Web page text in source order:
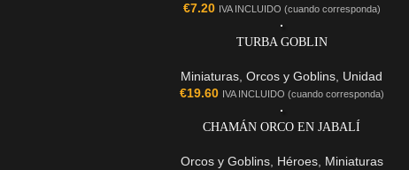
€7.20 IVA INCLUIDO (cuando corresponda)
TURBA GOBLIN
Miniaturas Orcos y Goblins Unidad
€19.60 IVA INCLUIDO (cuando corresponda)
CHAMÁN ORCO EN JABALÍ
Orcos y Goblins, Héroes, Miniaturas